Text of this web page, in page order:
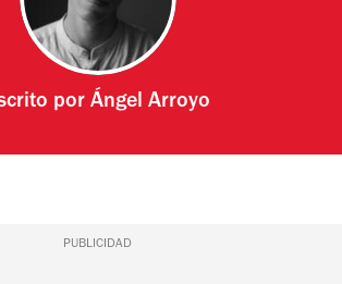
porÁngel Arroyo
PUBLICIDAD